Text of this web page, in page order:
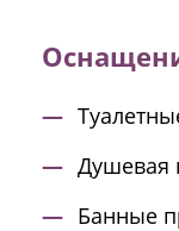
Душевая
Банные